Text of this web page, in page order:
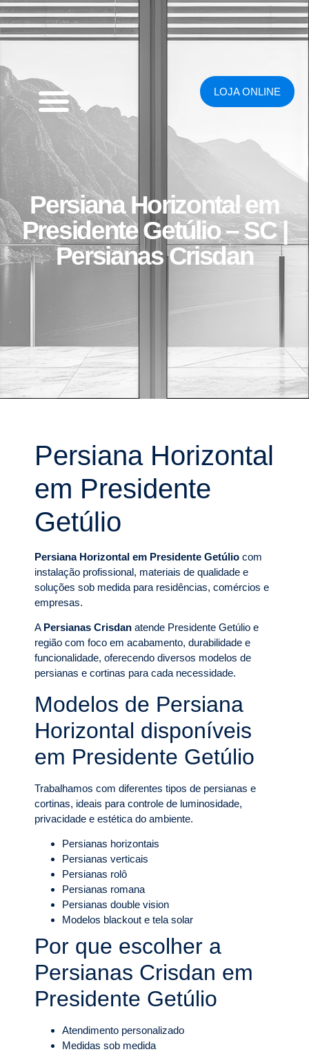
LOJA ONLINE
Persiana Horizontal em
Presidente Getúlio – SC |
Persianas Crisdan
Persiana Horizontal
em Presidente
Getúlio
Persiana Horizontal em Presidente Getúlio com
instalação profissional, materiais de qualidade e
soluções sob medida para residências, comércios e
empresas.
A Persianas Crisdan atende Presidente Getúlio e
região com foco em acabamento, durabilidade e
funcionalidade, oferecendo diversos modelos de
persianas e cortinas para cada necessidade.
Modelos de Persiana
Horizontal disponíveis
em Presidente Getúlio
Trabalhamos com diferentes tipos de persianas e
cortinas, ideais para controle de luminosidade,
privacidade e estética do ambiente.
Persianas horizontais
Persianas verticais
Persianas rolô
Persianas romana
Persianas double vision
Modelos blackout e tela solar
Por que escolher a
Persianas Crisdan em
Presidente Getúlio
Atendimento personalizado
Medidas sob medida